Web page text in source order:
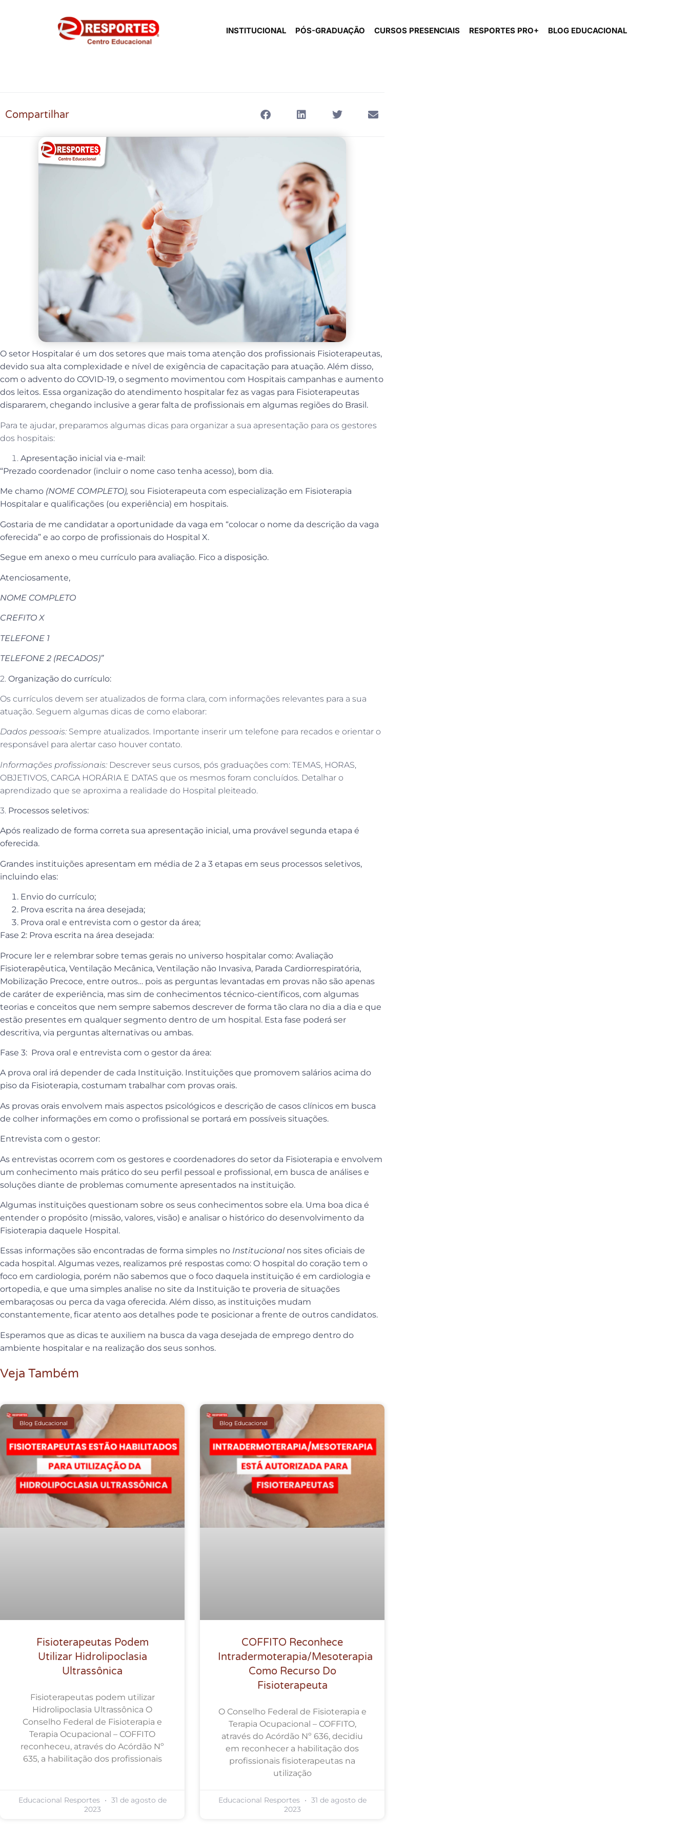
INSTITUCIONAL PÓS-GRADUAÇÃO CURSOS PRESENCIAIS RESPORTES PRO+ BLOG EDUCACIONAL
Compartilhar
O setor Hospitalar é um dos setores que mais toma atenção dos profissionais Fisioterapeutas,
devido sua alta complexidade e nível de exigência de capacitação para atuação. Além disso,
com o advento do COVID-19, o segmento movimentou com Hospitais campanhas e aumento
dos leitos. Essa organização do atendimento hospitalar fez as vagas para Fisioterapeutas
dispararem, chegando inclusive a gerar falta de profissionais em algumas regiões do Brasil.
Para te ajudar, preparamos algumas dicas para organizar a sua apresentação para os gestores
dos hospitais:
Apresentação inicial via e-mail:
“Prezado coordenador (incluir o nome caso tenha acesso), bom dia.
Me chamo (NOME COMPLETO), sou Fisioterapeuta com especialização em Fisioterapia
Hospitalar e qualificações (ou experiência) em hospitais.
Gostaria de me candidatar a oportunidade da vaga em “colocar o nome da descrição da vaga
oferecida” e ao corpo de profissionais do Hospital X.
Segue em anexo o meu currículo para avaliação. Fico a disposição.
Atenciosamente,
NOME COMPLETO
CREFITO X
TELEFONE 1
TELEFONE 2 (RECADOS)”
2. Organização do currículo:
Os currículos devem ser atualizados de forma clara, com informações relevantes para a sua
atuação. Seguem algumas dicas de como elaborar:
Dados pessoais: Sempre atualizados. Importante inserir um telefone para recados e orientar o
responsável para alertar caso houver contato.
Informações profissionais: Descrever seus cursos, pós graduações com: TEMAS, HORAS,
OBJETIVOS, CARGA HORÁRIA E DATAS que os mesmos foram concluídos. Detalhar o
aprendizado que se aproxima a realidade do Hospital pleiteado.
3. Processos seletivos:
Após realizado de forma correta sua apresentação inicial, uma provável segunda etapa é
oferecida.
Grandes instituições apresentam em média de 2 a 3 etapas em seus processos seletivos,
incluindo elas:
Envio do currículo;
Prova escrita na área desejada;
Prova oral e entrevista com o gestor da área;
Fase 2: Prova escrita na área desejada:
Procure ler e relembrar sobre temas gerais no universo hospitalar como: Avaliação
Fisioterapêutica, Ventilação Mecânica, Ventilação não Invasiva, Parada Cardiorrespiratória,
Mobilização Precoce, entre outros… pois as perguntas levantadas em provas não são apenas
de caráter de experiência, mas sim de conhecimentos técnico-científicos, com algumas
teorias e conceitos que nem sempre sabemos descrever de forma tão clara no dia a dia e que
estão presentes em qualquer segmento dentro de um hospital. Esta fase poderá ser
descritiva, via perguntas alternativas ou ambas.
Fase 3: Prova oral e entrevista com o gestor da área:
A prova oral irá depender de cada Instituição. Instituições que promovem salários acima do
piso da Fisioterapia, costumam trabalhar com provas orais.
As provas orais envolvem mais aspectos psicológicos e descrição de casos clínicos em busca
de colher informações em como o profissional se portará em possíveis situações.
Entrevista com o gestor:
As entrevistas ocorrem com os gestores e coordenadores do setor da Fisioterapia e envolvem
um conhecimento mais prático do seu perfil pessoal e profissional, em busca de análises e
soluções diante de problemas comumente apresentados na instituição.
Algumas instituições questionam sobre os seus conhecimentos sobre ela. Uma boa dica é
entender o propósito (missão, valores, visão) e analisar o histórico do desenvolvimento da
Fisioterapia daquele Hospital.
Essas informações são encontradas de forma simples no Institucionalnos sites oficiais de
cada hospital. Algumas vezes, realizamos pré respostas como: O hospital do coração tem o
foco em cardiologia, porém não sabemos que o foco daquela instituição é em cardiologia e
ortopedia, e que uma simples analise no site da Instituição te proveria de situações
embaraçosas ou perca da vaga oferecida. Além disso, as instituições mudam
constantemente, ficar atento aos detalhes pode te posicionar a frente de outros candidatos.
Esperamos que as dicas te auxiliem na busca da vaga desejada de emprego dentro do
ambiente hospitalar e na realização dos seus sonhos.
Veja Também
Blog Educacional
Fisioterapeutas Podem
Utilizar Hidrolipoclasia
Ultrassônica
Fisioterapeutas podem utilizar
Hidrolipoclasia Ultrassônica O
Conselho Federal de Fisioterapia e
Terapia Ocupacional – COFFITO
reconheceu, através do Acórdão Nº
635, a habilitação dos profissionais
Educacional Resportes
31 de agosto de
2023
Blog Educacional
COFFITO Reconhece
Intradermoterapia/Mesoterapia
Como Recurso Do
Fisioterapeuta
O Conselho Federal de Fisioterapia e
Terapia Ocupacional – COFFITO,
através do Acórdão Nº 636, decidiu
em reconhecer a habilitação dos
profissionais fisioterapeutas na
utilização
Educacional Resportes
31 de agosto de
2023